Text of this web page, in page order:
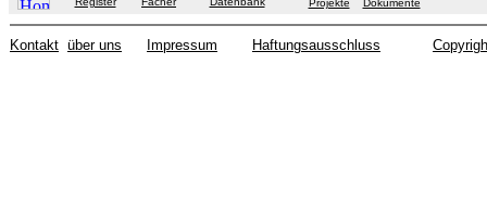
Projekte
Dokumente
Kontakt über uns Impressum Haftungsausschluss